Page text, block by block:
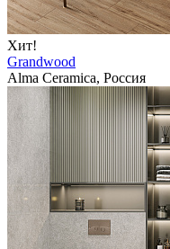
Хит!
Grandwood
Alma Ceramica, Россия